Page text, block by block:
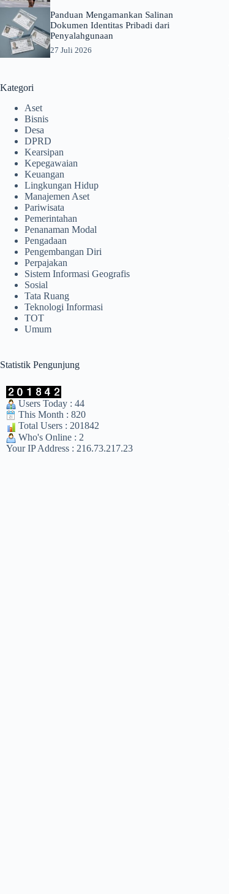
Panduan Mengamankan Salinan
Dokumen Identitas Pribadi dari
Penyalahgunaan
27 Juli 2026
Kategori
Aset
Bisnis
Desa
DPRD
Kearsipan
Kepegawaian
Keuangan
Lingkungan Hidup
Manajemen Aset
Pariwisata
Pemerintahan
Penanaman Modal
Pengadaan
Pengembangan Diri
Perpajakan
Sistem Informasi Geografis
Sosial
Tata Ruang
Teknologi Informasi
TOT
Umum
Statistik Pengunjung
Users Today : 44
This Month : 820
Total Users : 201842
Who's Online : 2
Your IP Address : 216.73.217.23